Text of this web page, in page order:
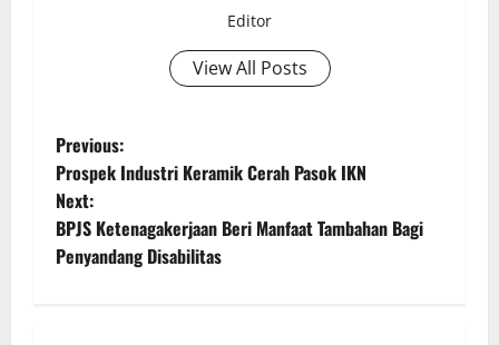
Editor
View All Posts
Previous:
Prospek Industri Keramik Cerah Pasok IKN
Next:
BPJS Ketenagakerjaan Beri Manfaat Tambahan Bagi
Penyandang Disabilitas